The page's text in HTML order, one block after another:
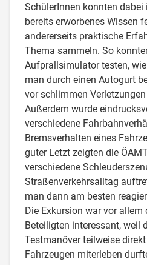
SchülerInnen konnten
bereits erworbenes Wissen
andererseits praktische
Thema sammeln. So
Aufprallsimulator testen,
man durch einen Autogurt
vor schlimmen
Außerdem wurde
verschiedene
Bremsverhalten eines
guter Letzt zeigten die
verschiedene
Straßenverkehrsalltag
man dann am besten
Die Exkursion war vor allem
Beteiligten interessant, weil
Testmanöver teilweise
Fahrzeugen miterleben